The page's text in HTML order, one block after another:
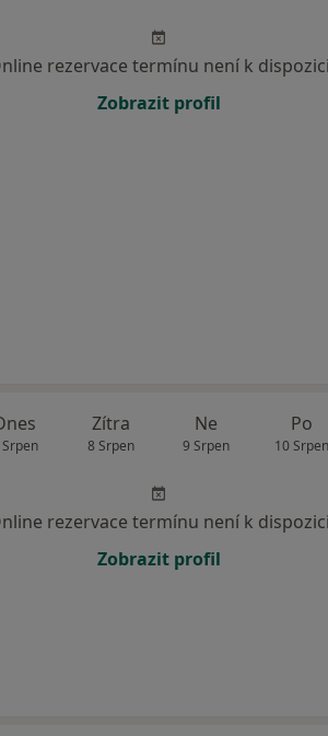
rezervace termínu není k dispozici
Zobrazit profil
Zítra
8 Srpen
Ne
9 Srpen
Po
10 Srpen
rezervace termínu není k dispozici
Zobrazit profil